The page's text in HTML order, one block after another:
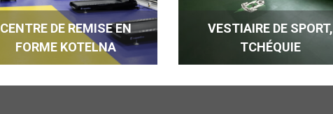
CENTRE DE REMISE EN
FORME KOTELNA
VESTIAIRE DE SPORT,
TCHÉQUIE